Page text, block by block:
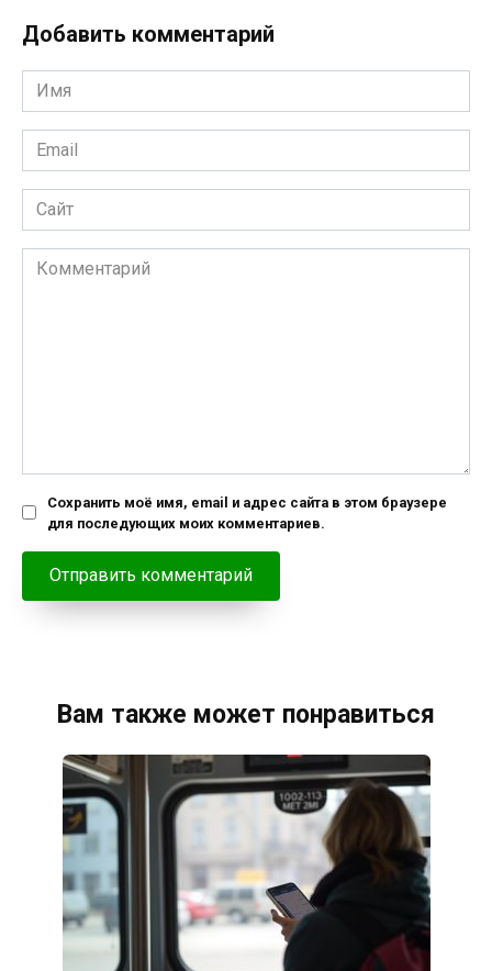
Добавить комментарий
Имя
*
Email
*
Сайт
Комментарий
Сохранить моё имя, email и адрес сайта в этом браузере
для последующих моих комментариев.
Вам также может понравиться